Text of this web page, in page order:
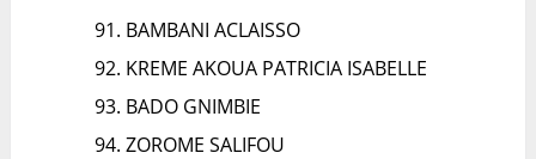
BAMBANI ACLAISSO
KREME AKOUA PATRICIA ISABELLE
BADO GNIMBIE
ZOROME SALIFOU